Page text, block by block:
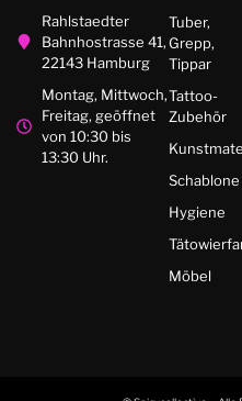
Rahlstaedter
Bahnhostrasse 41,
22143 Hamburg
Montag, Mittwoch,
Freitag, geöffnet
von 10:30 bis
13:30 Uhr.
Tuber,
Grepp,
Tippar
Tattoo-
Zubehör
Schablone
Hygiene
Möbel